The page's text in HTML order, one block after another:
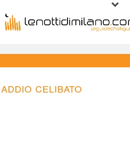
Addio celibato